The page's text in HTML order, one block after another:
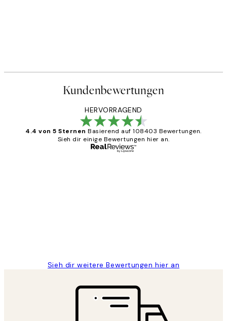
Kundenbewertungen
HERVORRAGEND
4.4 von 5 Sternen Basierend auf 108403 Bewertungen.
Sieh dir einige Bewertungen hier an.
Sieh dir weitere Bewertungen hier an